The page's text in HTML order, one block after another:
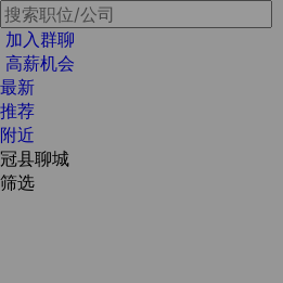
加入群聊
高薪机会
最新
推荐
附近
冠县聊城
筛选